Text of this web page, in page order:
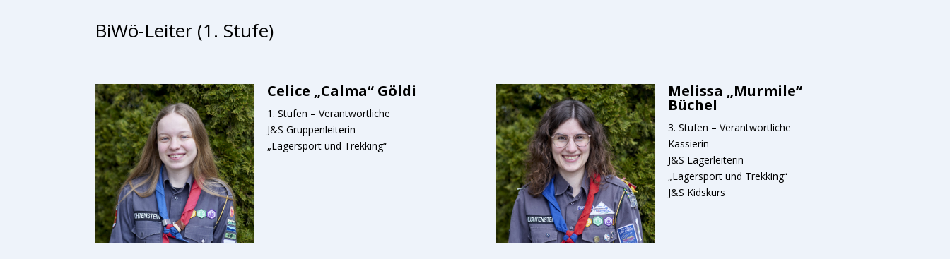
BiWö-Leiter (1. Stufe)
Celice „Calma“ Göldi
1. Stufen – Verantwortliche
J&S Gruppenleiterin
„Lagersport und Trekking“
Melissa „Murmile“
Büchel
3. Stufen – Verantwortliche
Kassierin
J&S Lagerleiterin
„Lagersport und Trekking“
J&S Kidskurs